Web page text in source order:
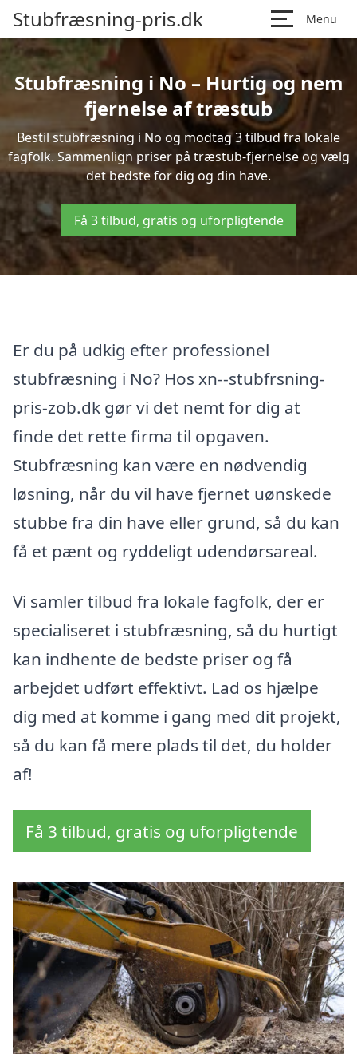
Stubfræsning-pris.dk Menu
Stubfræsning i No – Hurtig og nem
fjernelse af træstub
Bestil stubfræsning i No og modtag 3 tilbud fra lokale
fagfolk. Sammenlign priser på træstub-fjernelse og vælg
det bedste for dig og din have.
Få 3 tilbud, gratis og uforpligtende
Er du på udkig efter professionel
stubfræsning i No? Hos xn--stubfrsning-
pris-zob.dk gør vi det nemt for dig at
finde det rette firma til opgaven.
Stubfræsning kan være en nødvendig
løsning, når du vil have fjernet uønskede
stubbe fra din have eller grund, så du kan
få et pænt og ryddeligt udendørsareal.
Vi samler tilbud fra lokale fagfolk, der er
specialiseret i stubfræsning, så du hurtigt
kan indhente de bedste priser og få
arbejdet udført effektivt. Lad os hjælpe
dig med at komme i gang med dit projekt,
så du kan få mere plads til det, du holder
af!
Få 3 tilbud, gratis og uforpligtende